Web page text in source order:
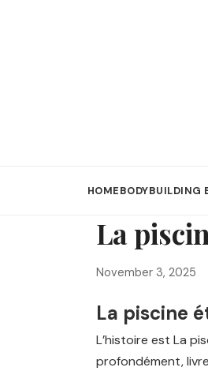
HOMEBODYBUILDING
La
November 3, 2025
La piscine
L’histoire est La
profondément,